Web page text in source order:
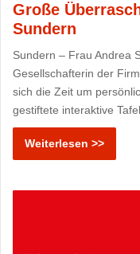
Große
Sundern
Sundern – Frau Andrea
Gesellschafterin der
sich die Zeit um
gestiftete interaktive
Weiterlesen >>